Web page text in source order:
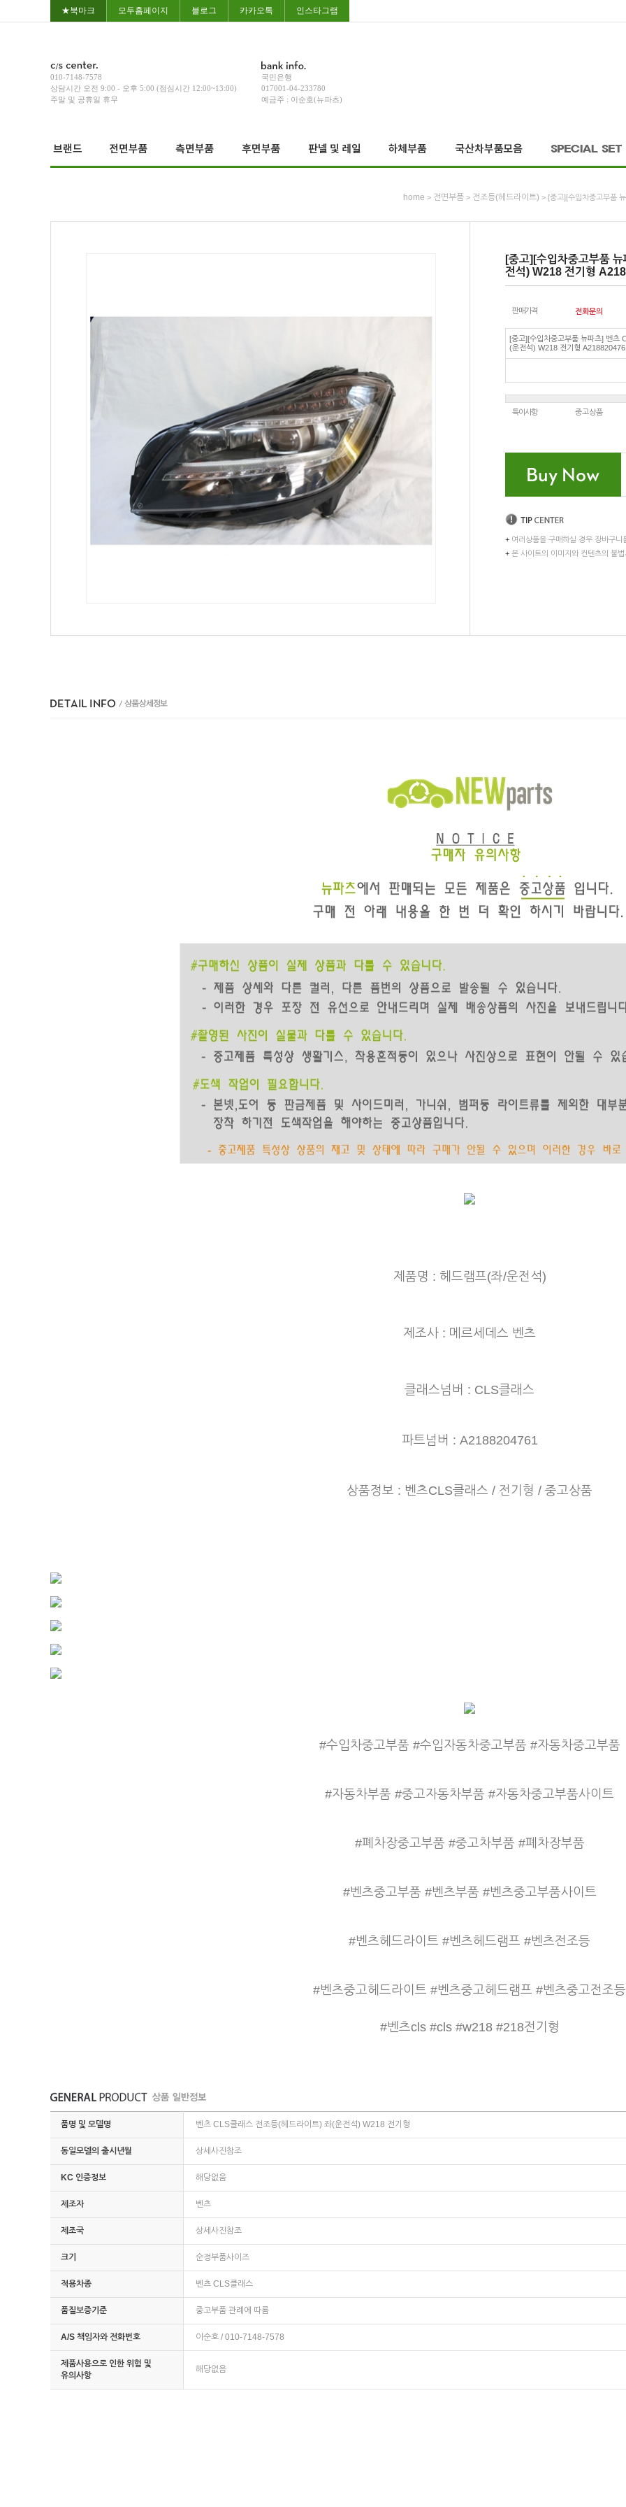
★북마크 모두홈페이지 블로그 카카오톡 인스타그램
010-7148-7578
상담시간 오전 9:00 - 오후 5:00 (점심시간 12:00~13:00)
주말 및 공휴일 휴무
국민은행
017001-04-233780
예금주 : 이순호(뉴파츠)
home > 전면부품 > 전조등(헤드라이트) > [중고][수입차중고부품
[중고][수입차중고부품
전석) W218 전기형
판매가격 전화문의
[중고][수입차중고부품 뉴파츠] 벤츠
(운전석) W218 전기형
특이사항 중고상품
+ 여러상품을 구매하실 경우 장바구니
+ 본 사이트의 이미지와 컨텐츠의 불법
제품명 : 헤드램프(좌/운전석)
제조사 : 메르세데스 벤츠
클래스넘버 : CLS클래스
파트넘버 : A2188204761
상품정보 : 벤츠CLS클래스 / 전기형 / 중고상품
#수입차중고부품 #수입자동차중고부품 #자동차중고부품
#자동차부품 #중고자동차부품 #자동차중고부품사이트
#폐차장중고부품 #중고차부품 #폐차장부품
#벤츠중고부품 #벤츠부품 #벤츠중고부품사이트
#벤츠헤드라이트 #벤츠헤드램프 #벤츠전조등
#벤츠중고헤드라이트 #벤츠중고헤드램프 #벤츠중고전조등
#벤츠cls #cls #w218 #218전기형
품명 및 모델명 벤츠 CLS클래스 전조등(헤드라이트) 좌(운전석) W218 전기형
동일모델의 출시년월 상세사진참조
KC 인증정보 해당없음
제조자 벤츠
제조국 상세사진참조
크기 순정부품사이즈
적용차종 벤츠 CLS클래스
품질보증기준 중고부품 관례에 따름
A/S 책임자와 전화번호 이순호 / 010-7148-7578
제품사용으로 인한 위험 및
유의사항
해당없음